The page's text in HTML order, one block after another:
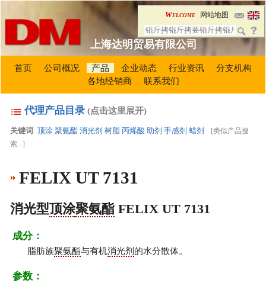
上海达明贸易有限公司
Welcome 网站地图
首页 公司概况 产品 企业动态 行业资讯
分支机构
各地经销商
联系我们
代理产品目录 (点击这里展开)
关键词 :顶涂 聚氨酯 消光剂 树脂 丙烯酸 助剂 手感剂 蜡剂 [类似产品搜
索...]
FELIX UT 7131
消光型顶涂聚氨酯 FELIX UT 7131
成分：
脂肪族聚氨酯与有机消光剂 的水分散体。
参数：